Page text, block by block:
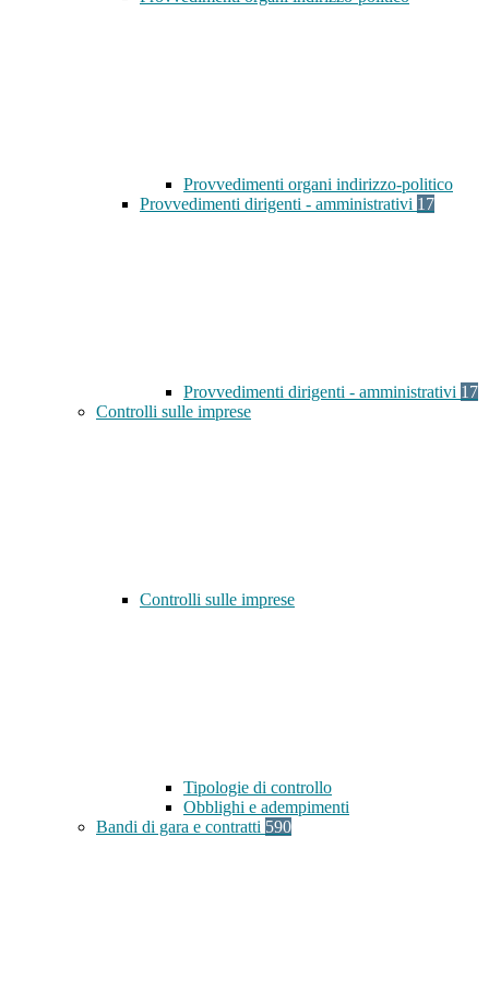
Provvedimenti organi indirizzo-politico
Provvedimenti dirigenti - amministrativi 17
Provvedimenti dirigenti - amministrativi 17
Controlli sulle imprese
Controlli sulle imprese
Tipologie di controllo
Obblighi e adempimenti
Bandi di gara e contratti 590